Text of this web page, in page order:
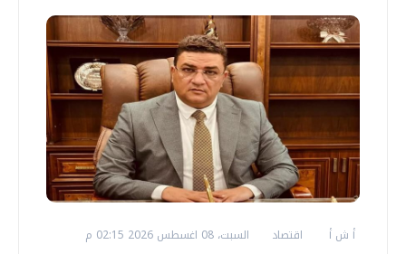
أ ش أ اقتصاد السبت، 08 اغسطس 2026 02:15 م